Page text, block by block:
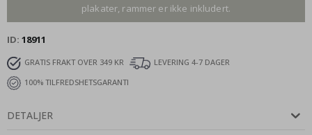
plakater, rammer er ikke inkludert.
ID 18911
GRATIS FRAKT OVER 349 KR
LEVERING 4-7 DAGER
100% TILFREDSHETSGARANTI
DETALJER